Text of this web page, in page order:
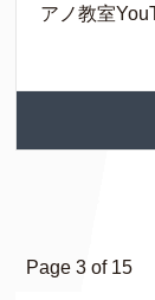
アノ教室
Page 3 of 15